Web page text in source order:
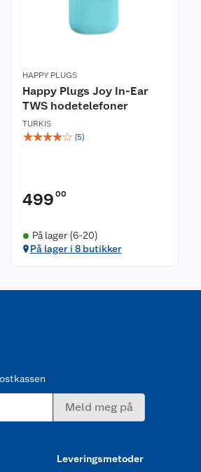
HAPPY PLUGS
Happy Plugs Joy In-Ear
TWS hodetelefoner
TURKIS
☆☆☆☆☆ (5)
499 00
På lager (6-20)
På lager i 8 butikker
Meld meg på
Leveringsmetoder